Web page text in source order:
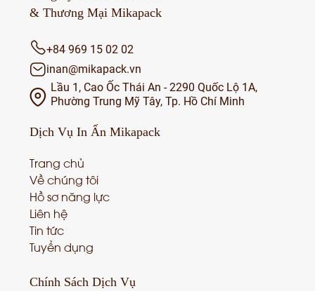
& Thương Mại Mikapack
+84 969 15 02 02
inan@mikapack.vn
Lầu 1, Cao Ốc Thái An - 2290 Quốc Lộ 1A,
Phường Trung Mỹ Tây, Tp. Hồ Chí Minh
Dịch Vụ In Ấn Mikapack
Trang chủ
Về chúng tôi
Hồ sơ năng lực
Liên hệ
Tin tức
Tuyển dụng
Chính Sách Dịch Vụ